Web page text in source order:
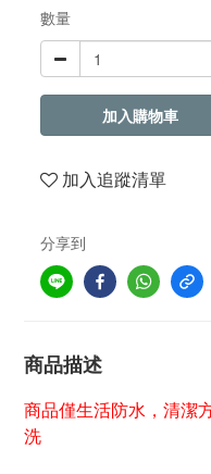
數量
加入購物車
加入追蹤清單
分享到
商品描述
商品僅生活防水，清潔
洗